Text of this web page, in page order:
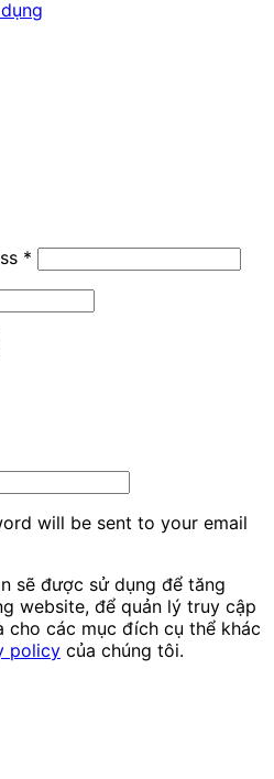
*
will be sent to your email
sẽ được sử dụng để tăng
website, để quản lý truy cập
cho các mục đích cụ thể khác
policy của chúng tôi.